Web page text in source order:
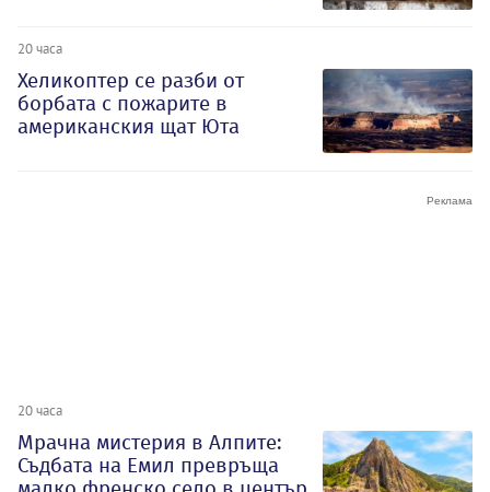
20 часа
Хеликоптер се разби от
борбата с пожарите в
американския щат Юта
20 часа
Мрачна мистерия в Алпите:
Съдбата на Емил превръща